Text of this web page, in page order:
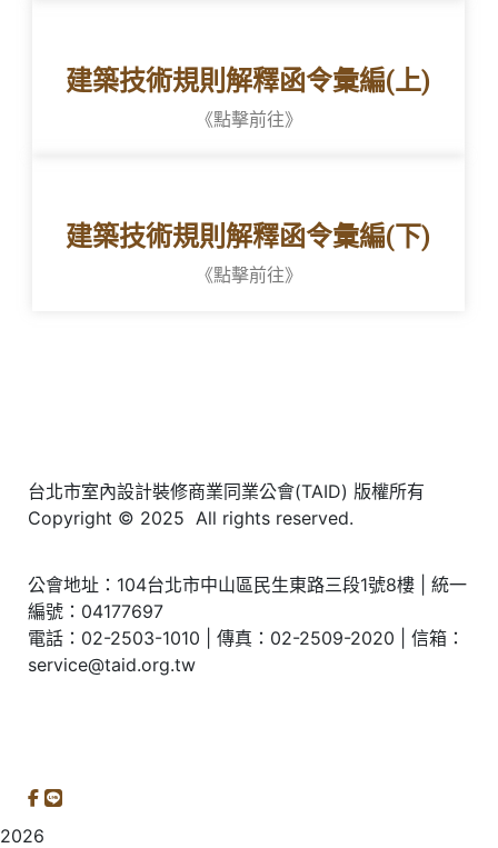
建築技術規則解釋函令彙編(上)
《點擊前往》
建築技術規則解釋函令彙編(下)
《點擊前往》
台北市室內設計裝修商業同業公會(TAID) 版權所有
Copyright © 2025 All rights reserved.
公會地址：104台北市中山區民生東路三段1號8樓 | 統一
編號：04177697
電話：02-2503-1010 | 傳真：02-2509-2020 | 信箱：
service@taid.org.tw
2026